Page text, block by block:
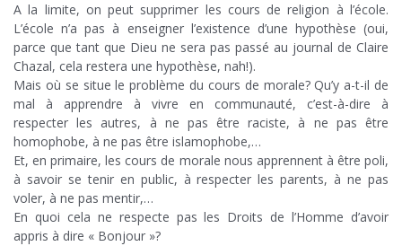
A la limite, on peut supprimer les cours de religion à l’école.
L’école n’a pas à enseigner l’existence d’une hypothèse (oui,
parce que tant que Dieu ne sera pas passé au journal de Claire
Chazal, cela restera une hypothèse, nah!).
Mais où se situe le problème du cours de morale? Qu’y a-t-il de
mal à apprendre à vivre en communauté, c’est-à-dire à
respecter les autres, à ne pas être raciste, à ne pas être
homophobe, à ne pas être islamophobe,…
Et, en primaire, les cours de morale nous apprennent à être poli,
à savoir se tenir en public, à respecter les parents, à ne pas
voler, à ne pas mentir,…
En quoi cela ne respecte pas les Droits de l’Homme d’avoir
appris à dire « Bonjour »?